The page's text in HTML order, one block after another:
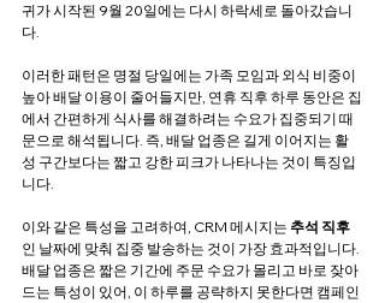
귀가 시작된 9월 20일에는 다시 하락세로 돌아갔습니
다.
이러한 패턴은 명절 당일에는 가족 모임과 외식 비중이
높아 배달 이용이 줄어들지만, 연휴 직후 하루 동안은 집
에서 간편하게 식사를 해결하려는 수요가 집중되기 때
문으로 해석됩니다. 즉, 배달 업종은 길게 이어지는 활
성 구간보다는 짧고 강한 피크가 나타나는 것이 특징입
니다.
이와 같은 특성을 고려하여, CRM 메시지는 추석 직후
인 날짜에 맞춰 집중 발송하는 것이 가장 효과적입니다.
배달 업종은 짧은 기간에 주문 수요가 몰리고 바로 잦아
드는 특성이 있어, 이 하루를 공략하지 못한다면 캠페인